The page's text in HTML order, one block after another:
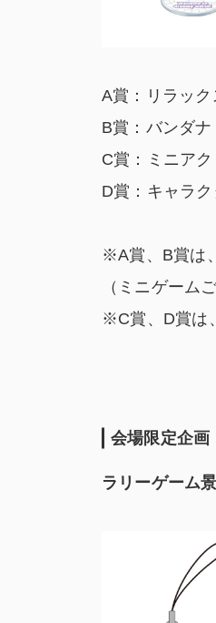
A賞：リラック
B賞：バンダナ
C賞：ミニア
D賞：キャラ
※A賞、B賞は
（ミニゲーム
※C賞、D賞は
会場限定企画
ラリーゲーム